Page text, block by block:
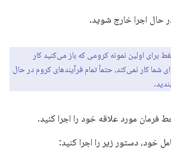
حال اجرا خارج شوید.
برای اولین نمونه کرومی که باز می‌کنید کار
شما کار نمی‌کند، حتماً تمام فرآیندهای کروم در حال
فرمان مورد علاقه خود را اجرا کنید.
خود، دستور زیر را اجرا کنید: